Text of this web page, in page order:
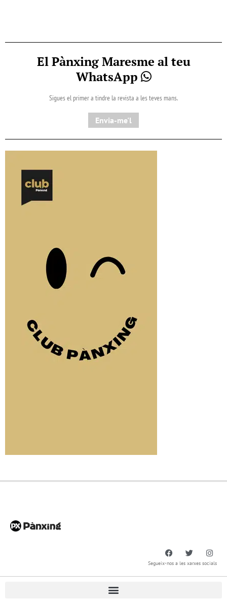
El Pànxing Maresme al teu
WhatsApp
Sigues el primer a tindre la revista a les teves mans.
Envia-me'l
Segueix-nos a les xarxes socials